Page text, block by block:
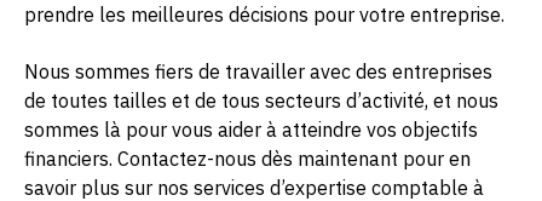
prendre les meilleures décisions pour votre entreprise.
Nous sommes fiers de travailler avec des entreprises
de toutes tailles et de tous secteurs d’activité, et nous
sommes là pour vous aider à atteindre vos objectifs
financiers. Contactez-nous dès maintenant pour en
savoir plus sur nos services d’expertise comptable à